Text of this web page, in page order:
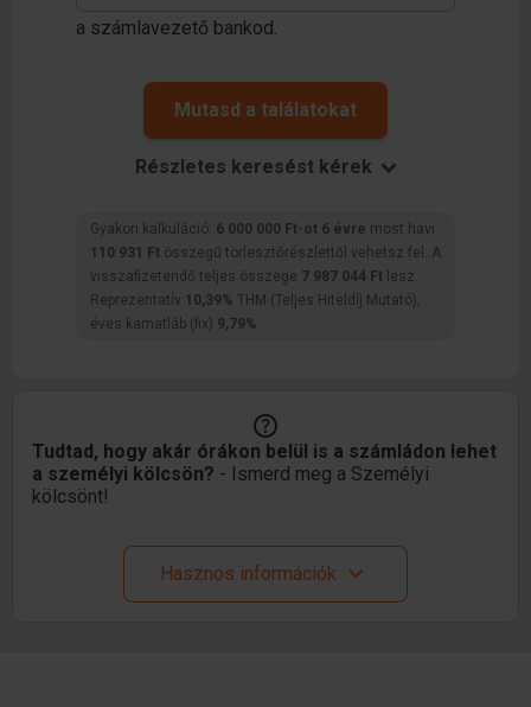
a számlavezető bankod.
Mutasd a találatokat
Részletes keresést kérek
Gyakori kalkuláció: 6 000 000 Ft-ot 6 évre most havi
110 931 Ft összegű törlesztőrészlettől vehetsz fel. A
visszafizetendő teljes összege 7 987 044 Ft lesz.
Reprezentatív 10,39% THM (Teljes Hiteldíj Mutató),
éves kamatláb (fix) 9,79%.
Tudtad, hogy akár órákon belül is a számládon lehet
a személyi kölcsön? - Ismerd meg a Személyi
kölcsönt!
Hasznos információk